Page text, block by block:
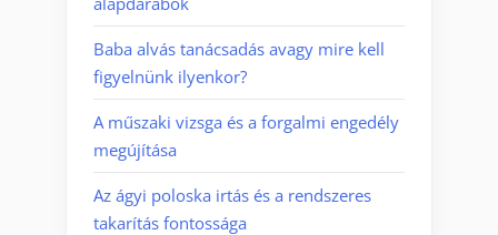
Baba alvás tanácsadás avagy mire kell
figyelnünk ilyenkor?
A műszaki vizsga és a forgalmi engedély
megújítása
Az ágyi poloska irtás és a rendszeres
takarítás fontossága